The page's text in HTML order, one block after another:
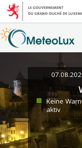
Keine
aktiv